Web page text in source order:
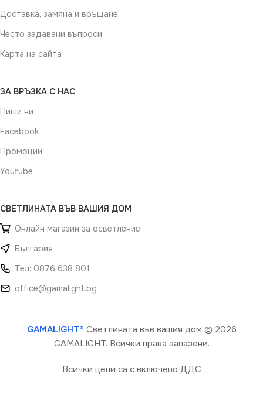
Доставка, замяна и връщане
Често задавани въпроси
Карта на сайта
ЗА ВРЪЗКА С НАС
Пиши ни
Facebook
Промоции
Youtube
СВЕТЛИНАТА ВЪВ ВАШИЯ ДОМ
Онлайн магазин за осветление
България
Тел: 0876 638 801
office@gamalight.bg
GAMALIGHT® Светлината във вашия дом © 2026
GAMALIGHT. Всички права запазени.
Всички цени са с включено ДДС